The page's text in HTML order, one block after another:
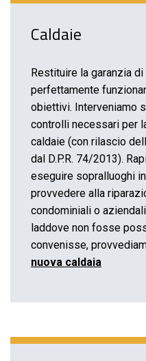
Caldaie
Restituire la garanzia
perfettamente
obiettivi. Interveniamo
controlli necessari per
caldaie (con rilascio
dal D.P.R. 74/2013).
eseguire sopralluoghi
provvedere alla
condominiali o
laddove non fosse
convenisse,
nuova caldaia